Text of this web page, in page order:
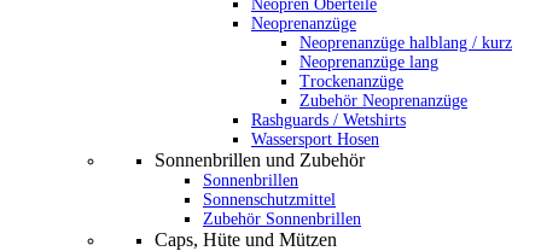
Neopren Oberteile
Neoprenanzüge
Neoprenanzüge halblang / kurz
Neoprenanzüge lang
Trockenanzüge
Zubehör Neoprenanzüge
Rashguards / Wetshirts
Wassersport Hosen
Sonnenbrillen und Zubehör
Sonnenbrillen
Sonnenschutzmittel
Zubehör Sonnenbrillen
Caps, Hüte und Mützen